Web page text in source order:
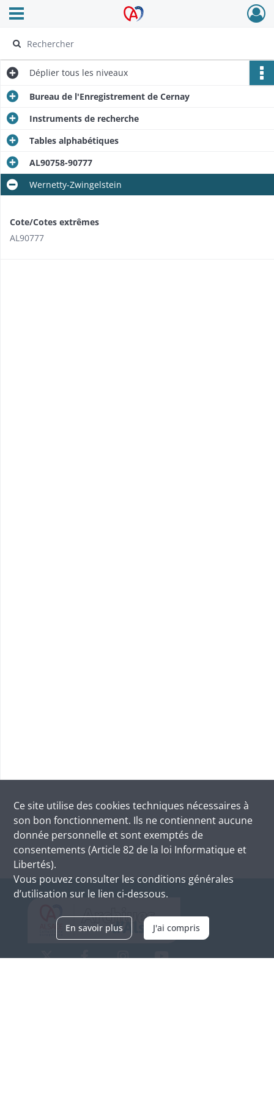
Archives Alsace - Colmar
Ouvrir le menu déroulant
Déplier tous les niveaux
Bureau de l'Enregistrement de Cernay
Instruments de recherche
Tables alphabétiques
AL90758-90777
Wernetty-Zwingelstein
Cote/Cotes extrêmes
AL90777
Ce site utilise des cookies techniques nécessaires à
son bon fonctionnement. Ils ne contiennent aucune
donnée personnelle et sont exemptés de
consentements (Article 82 de la loi Informatique et
Libertés).
Vous pouvez consulter les conditions générales
d’utilisation sur le lien ci-dessous.
En savoir plus J'ai compris